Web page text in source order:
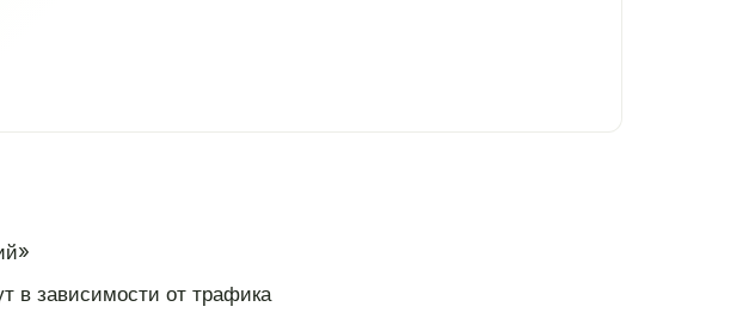
в зависимости от трафика